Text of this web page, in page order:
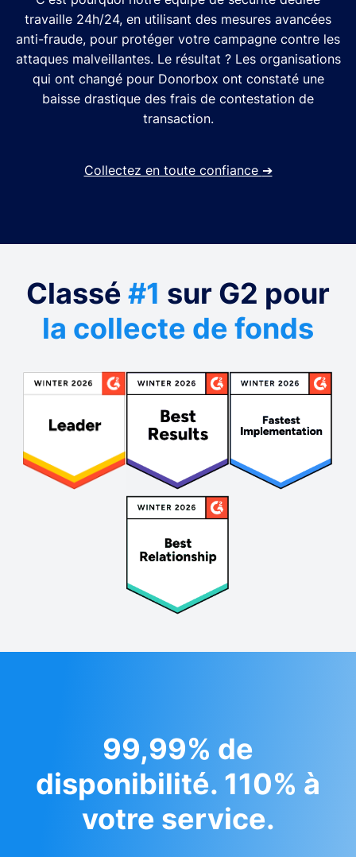
travaille 24h/24, en utilisant des mesures avancées
anti-fraude, pour protéger votre campagne contre les
attaques malveillantes. Le résultat ? Les organisations
qui ont changé pour Donorbox ont constaté une
baisse drastique des frais de contestation de
transaction.
Collectez en toute confiance ➔
Classé #1 sur G2 pour
la collecte de fonds
99,99% de
disponibilité. 110% à
votre service.